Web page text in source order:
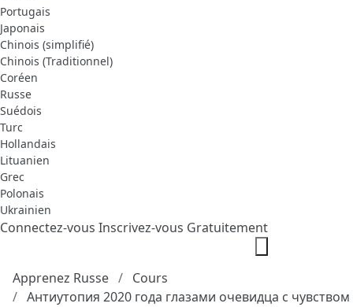
Portugais
Japonais
Chinois (simplifié)
Chinois (Traditionnel)
Coréen
Russe
Suédois
Turc
Hollandais
Lituanien
Grec
Polonais
Ukrainien
Connectez-vous Inscrivez-vous Gratuitement
Apprenez Russe
Cours
Антиутопия 2020 года глазами очевидца с